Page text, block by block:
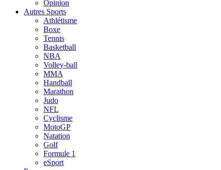
Opinion
Autres Sports
Athlétisme
Boxe
Tennis
Basketball
NBA
Volley-ball
MMA
Handball
Marathon
Judo
NFL
Cyclisme
MotoGP
Natation
Golf
Formule 1
eSport